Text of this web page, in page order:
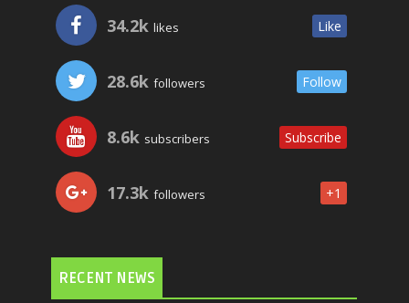
34.2k likes Like
28.6k followers Follow
8.6k subscribers Subscribe
17.3k followers +1
RECENT NEWS